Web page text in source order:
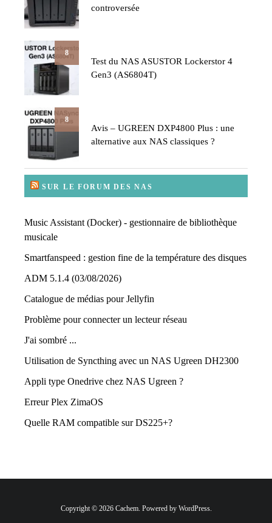
controversée
8
Test du NAS ASUSTOR Lockerstor 4
Gen3 (AS6804T)
8
Avis – UGREEN DXP4800 Plus : une
alternative aux NAS classiques ?
SUR LE FORUM DES NAS
Music Assistant (Docker) - gestionnaire de bibliothèque
musicale
Smartfanspeed : gestion fine de la température des disques
ADM 5.1.4 (03/08/2026)
Catalogue de médias pour Jellyfin
Problème pour connecter un lecteur réseau
J'ai sombré ...
Utilisation de Syncthing avec un NAS Ugreen DH2300
Appli type Onedrive chez NAS Ugreen ?
Erreur Plex ZimaOS
Quelle RAM compatible sur DS225+?
Copyright © 2026 Cachem. Powered by WordPress.